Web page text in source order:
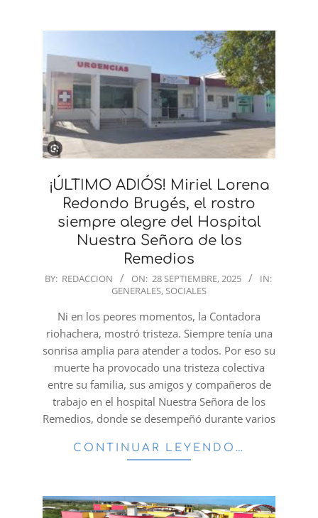
¡ÚLTIMO ADIÓS! Miriel Lorena
Redondo Brugés, el rostro
siempre alegre del Hospital
Nuestra Señora de los
Remedios
2025-
BY: REDACCION ON: 28 SEPTIEMBRE, 2025
IN:
GENERALES,SOCIALES
Ni en los peores momentos, la Contadora
riohachera, mostró tristeza. Siempre tenía una
sonrisa amplia para atender a todos. Por eso su
muerte ha provocado una tristeza colectiva
entre su familia, sus amigos y compañeros de
trabajo en el hospital Nuestra Señora de los
Remedios, donde se desempeñó durante varios
CONTINUAR LEYENDO…